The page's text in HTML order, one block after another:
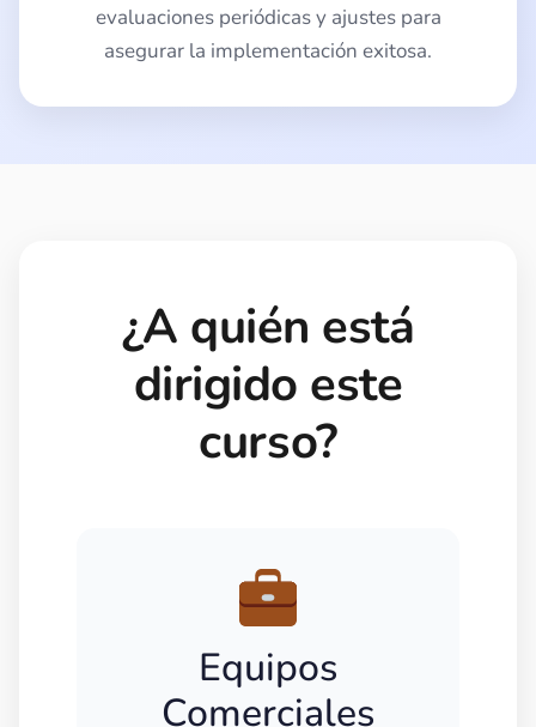
evaluaciones periódicas y ajustes para
asegurar la implementación exitosa.
¿A quién está
dirigido este
curso?
Equipos
Comerciales